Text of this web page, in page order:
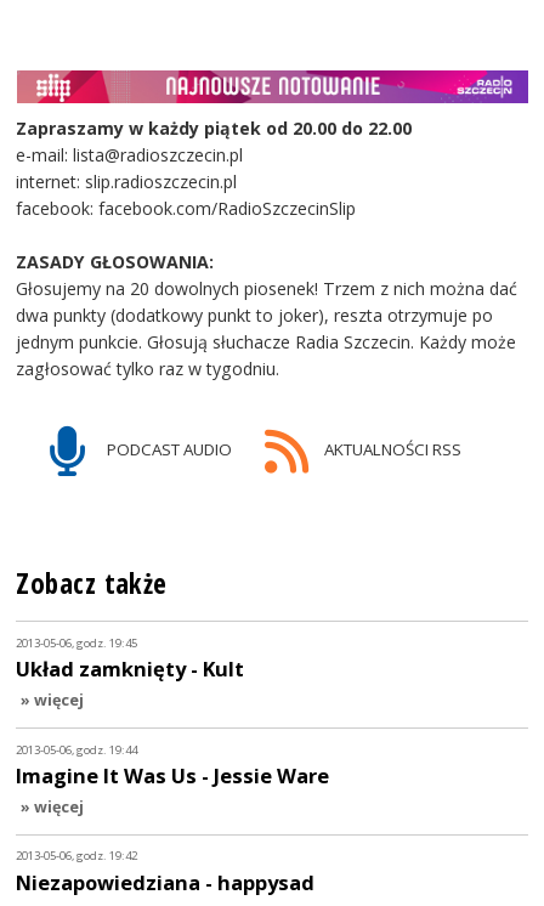
Zapraszamy w każdy piątek od 20.00 do 22.00
e-mail: lista@radioszczecin.pl
internet: slip.radioszczecin.pl
facebook: facebook.com/RadioSzczecinSlip
ZASADY GŁOSOWANIA:
Głosujemy na 20 dowolnych piosenek! Trzem z nich można dać
dwa punkty (dodatkowy punkt to joker), reszta otrzymuje po
jednym punkcie. Głosują słuchacze Radia Szczecin. Każdy może
zagłosować tylko raz w tygodniu.
PODCAST AUDIO AKTUALNOŚCI RSS
Zobacz także
2013-05-06, godz. 19:45
Układ zamknięty - Kult
» więcej
2013-05-06, godz. 19:44
Imagine It Was Us - Jessie Ware
» więcej
2013-05-06, godz. 19:42
Niezapowiedziana - happysad